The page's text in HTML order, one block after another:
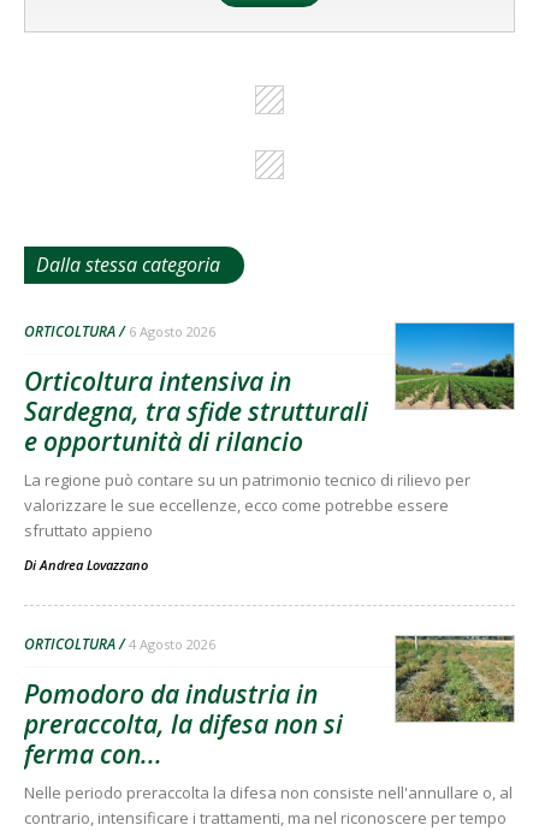
Dalla stessa categoria
ORTICOLTURA 6 Agosto 2026
Orticoltura intensiva in
Sardegna, tra sfide strutturali
e opportunità di rilancio
La regione può contare su un patrimonio tecnico di rilievo per
valorizzare le sue eccellenze, ecco come potrebbe essere
sfruttato appieno
DiAndrea Lovazzano
ORTICOLTURA 4 Agosto 2026
Pomodoro da industria in
preraccolta, la difesa non si
ferma con...
Nelle periodo preraccolta la difesa non consiste nell'annullare o, al
contrario, intensificare i trattamenti, ma nel riconoscere per tempo